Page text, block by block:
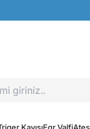
KayışıEgr Valfi